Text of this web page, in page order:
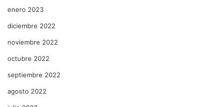
enero 2023
diciembre 2022
noviembre 2022
octubre 2022
septiembre 2022
agosto 2022